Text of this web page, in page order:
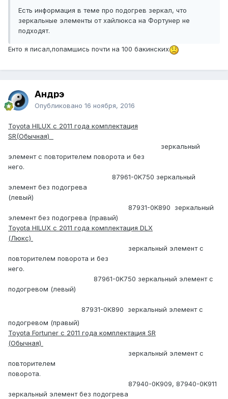
Есть информация в теме про подогрев зеркал, что
зеркальные элементы от хайлюкса на Фортунер не
подходят.
Енто я писал,попамшись почти на 100 бакинских
Андрэ
Опубликовано 16 ноября, 2016
Toyota HILUX с 2011 года комплектация
SR(Обычная)
зеркальный
элемент с повторителем поворота и без
него.
87961-0K750 зеркальный
элемент без подогрева
(левый)
87931-0K890
зеркальный
элемент без подогрева (правый)
Toyota HILUX с 2011 года комплектация DLX
(Люкс)
зеркальный элемент с
повторителем поворота и без
него.
87961-0K750 зеркальный элемент с
подогревом (левый)
87931-0K890
зеркальный элемент с
подогревом (правый)
Toyota Fortuner с 2011 года комплектация SR
(Обычная)
зеркальный элемент с
повторителем
поворота.
87940-0K909, 87940-0K911
зеркальный элемент без подогрева